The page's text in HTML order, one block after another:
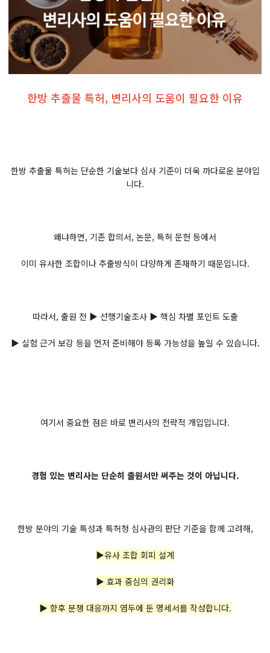
한방 추출물 특허, 변리사의 도움이 필요한 이유
한방 추출물 특허는 단순한 기술보다 심사 기준이 더욱 까다로운 분야입
니다.
왜냐하면, 기존 합의서, 논문, 특허 문헌 등에서
이미 유사한 조합이나 추출방식이 다양하게 존재하기 때문입니다.
따라서, 출원 전 ▶ 선행기술조사 ▶ 핵심 차별 포인트 도출
▶ 실험 근거 보강 등을 먼저 준비해야 등록 가능성을 높일 수 있습니다.
여기서 중요한 점은 바로 변리사의 전략적 개입입니다.
경험 있는 변리사는 단순히 출원서만 써주는 것이 아닙니다.
한방 분야의 기술 특성과 특허청 심사관의 판단 기준을 함께 고려해,
▶유사 조합 회피 설계
▶ 효과 중심의 권리화
▶ 향후 분쟁 대응까지 염두에 둔 명세서를 작성합니다.